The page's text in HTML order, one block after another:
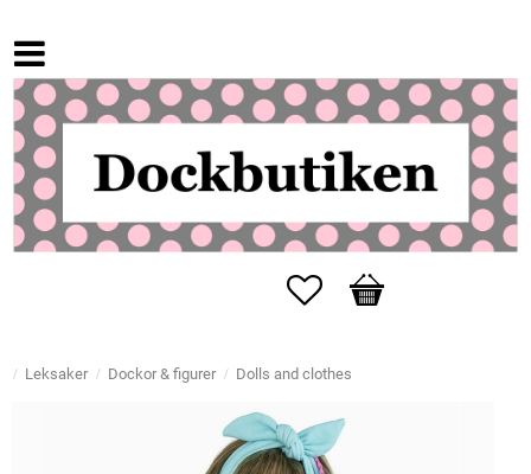
Favorites
Basket
Leksaker Dockor & figurer Dolls and clothes